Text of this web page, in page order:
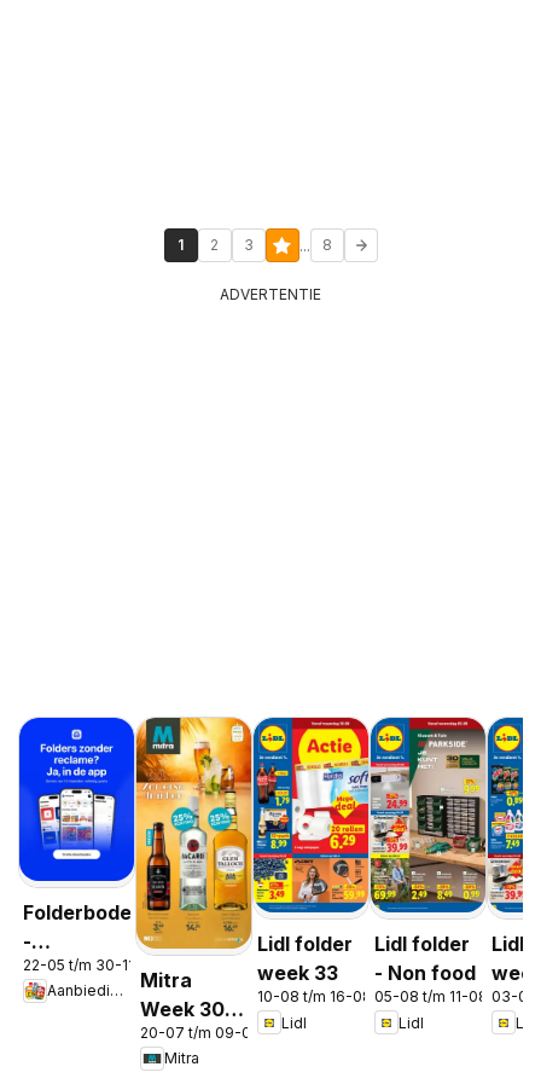
1 2 3 ... 8
ADVERTENTIE
Folderbode
-
Aanbiedingen
in de app
22-05 t/m 30-11-2026
Aanbiedingen
Mitra
Week 30 &
31
20-07 t/m 09-08-2026
Mitra
Lidl folder
week 33
10-08 t/m 16-08-2026
Lidl
Lidl folder
- Non food
05-08 t/m 11-08-2026
Lidl
Lidl
03-08
Lidl